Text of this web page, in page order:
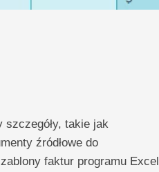
takie jak
źródłowe do
faktur programu Excel